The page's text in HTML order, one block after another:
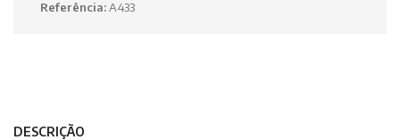
Referência:A433
DESCRIÇÃO